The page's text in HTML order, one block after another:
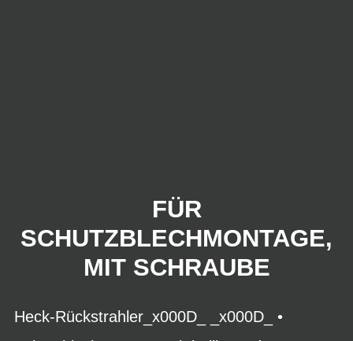
FÜR
SCHUTZBLECHMONTAGE,
MIT SCHRAUBE
Heck-Rückstrahler_x000D_ _x000D_ •